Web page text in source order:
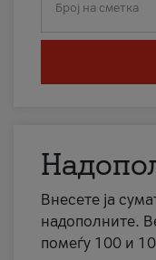
Број на сметка
Внесете ја
надополните.
помеѓу 100 и